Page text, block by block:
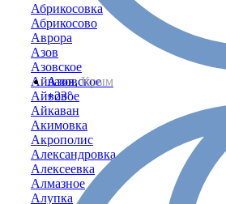
Азов,Крым
+23°
Абрикосовка
Абрикосово
Аврора
Азов
Азовское
Айвазовское
Айвовое
Айкаван
Акимовка
Акрополис
Александровка
Алексеевка
Алмазное
Алупка